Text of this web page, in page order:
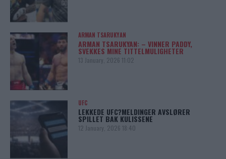
ARMAN TSARUKYAN
ARMAN TSARUKYAN: – VINNER PADDY,
SVEKKES MINE TITTELMULIGHETER
13 January, 2026 11:02
UFC
LEKKEDE UFC?MELDINGER AVSLØRER
SPILLET BAK KULISSENE
12 January, 2026 18:40